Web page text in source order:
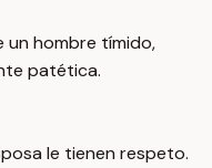
un hombre tímido,
patética.
le tienen respeto.